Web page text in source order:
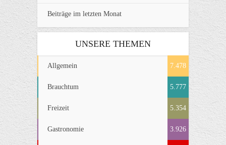
Beiträge im letzten Monat
UNSERE THEMEN
Allgemein 7.478
Brauchtum 5.777
Freizeit 5.354
Gastronomie 3.926